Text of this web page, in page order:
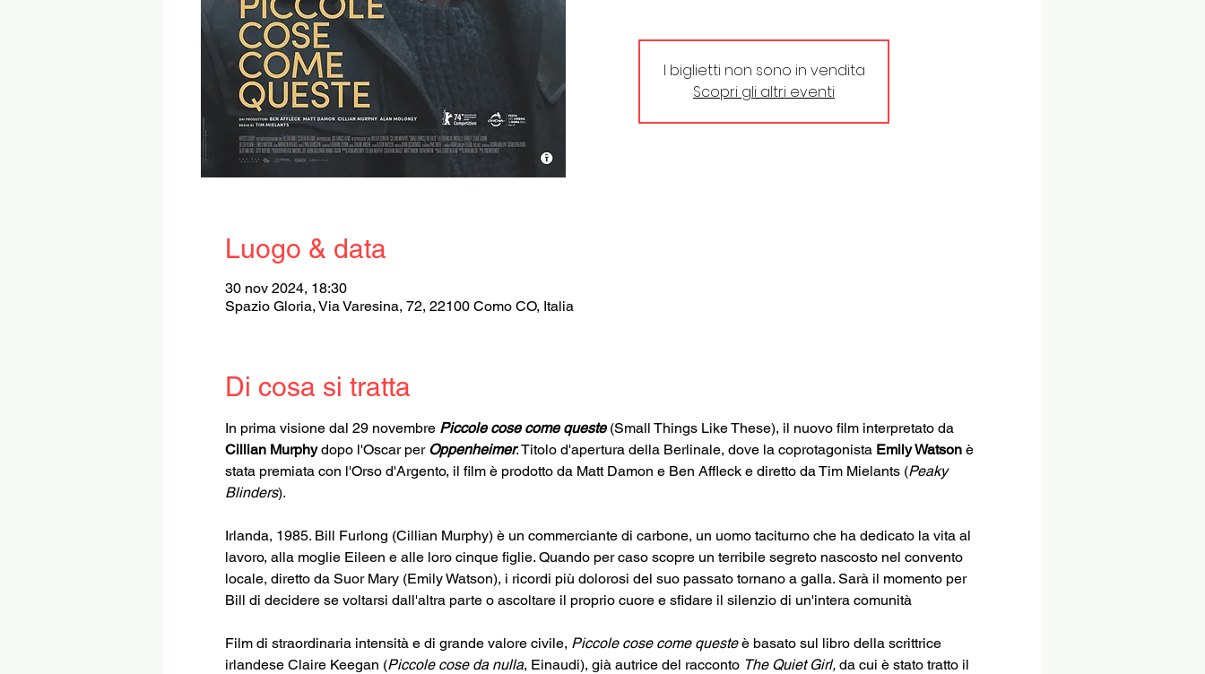
I biglietti non sono in vendita
Scopri gli altri eventi
Luogo & data
30 nov 2024, 18:30
Spazio Gloria, Via Varesina, 72, 22100 Como CO, Italia
Di cosa si tratta
In prima visione dal 29 novembre Piccole cose come queste (Small Things Like These), il nuovo film interpretato da
Cillian Murphy dopo l'Oscar per Oppenheimer. Titolo d'apertura della Berlinale, dove la coprotagonista Emily Watson è
stata premiata con l'Orso d'Argento, il film è prodotto da Matt Damon e Ben Affleck e diretto da Tim Mielants (Peaky
Blinders).
Irlanda, 1985. Bill Furlong (Cillian Murphy) è un commerciante di carbone, un uomo taciturno che ha dedicato la vita al
lavoro, alla moglie Eileen e alle loro cinque figlie. Quando per caso scopre un terribile segreto nascosto nel convento
locale, diretto da Suor Mary (Emily Watson), i ricordi più dolorosi del suo passato tornano a galla. Sarà il momento per
Bill di decidere se voltarsi dall'altra parte o ascoltare il proprio cuore e sfidare il silenzio di un'intera comunità
Film di straordinaria intensità e di grande valore civile, Piccole cose come queste è basato sul libro della scrittrice
irlandese Claire Keegan (Piccole cose da nulla, Einaudi), già autrice del racconto The Quiet Girl, da cui è stato tratto il